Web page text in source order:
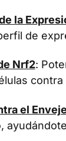
la
de
Nrf2:
contra
el